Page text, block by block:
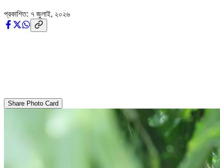
প্রকাশিত: ৭ জুলাই, ২০২৬
Share Photo Card